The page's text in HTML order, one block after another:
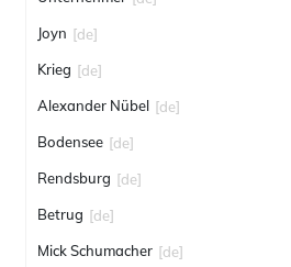
Joyn [de]
Krieg [de]
Alexander Nübel [de]
Bodensee [de]
Rendsburg [de]
Betrug [de]
Mick Schumacher [de]